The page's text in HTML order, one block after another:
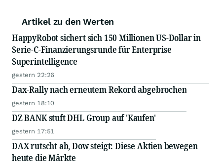
Artikel zu den Werten
HappyRobot sichert sich 150 Millionen US-Dollar in
Serie-C-Finanzierungsrunde für Enterprise
Superintelligence
gestern 22:26
Dax-Rally nach erneutem Rekord abgebrochen
gestern 18:10
DZ BANK stuft DHL Group auf 'Kaufen'
gestern 17:51
DAX rutscht ab, Dow steigt: Diese Aktien bewegen
heute die Märkte